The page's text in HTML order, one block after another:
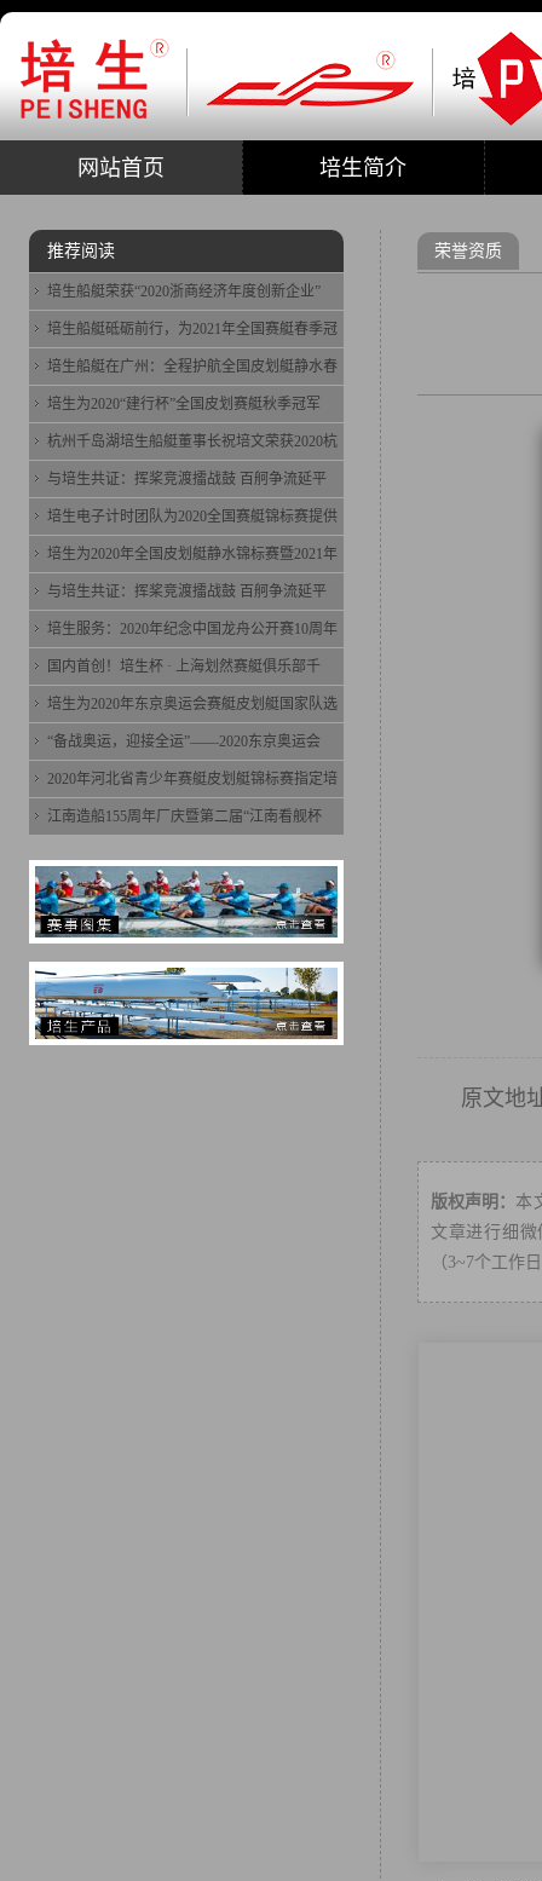
网站首页 培生简介
荣誉资质
原文地
版权声明： 本
文章进行细微
（3~7个工作
推荐阅读
培生船艇荣获“2020浙商经济年度创新企业”
培生船艇砥砺前行，为2021年全国赛艇春季冠
培生船艇在广州：全程护航全国皮划艇静水春
培生为2020“建行杯”全国皮划赛艇秋季冠军
杭州千岛湖培生船艇董事长祝培文荣获2020杭
与培生共证：挥桨竞渡擂战鼓 百舸争流延平
培生电子计时团队为2020全国赛艇锦标赛提供
培生为2020年全国皮划艇静水锦标赛暨2021年
与培生共证：挥桨竞渡擂战鼓 百舸争流延平
培生服务：2020年纪念中国龙舟公开赛10周年
国内首创！培生杯 · 上海划然赛艇俱乐部千
培生为2020年东京奥运会赛艇皮划艇国家队选
“备战奥运，迎接全运”——2020东京奥运会
2020年河北省青少年赛艇皮划艇锦标赛指定培
江南造船155周年厂庆暨第二届“江南看舰杯